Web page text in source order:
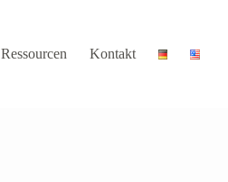
Ressourcen Kontakt